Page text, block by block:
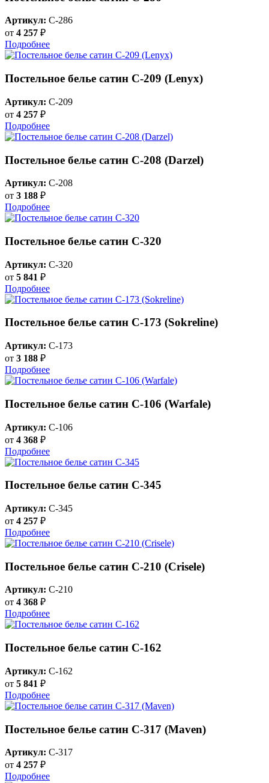
Артикул: C-286
от 4 257 ₽
Подробнее
Постельное белье сатин С-209 (Lenyx)
Артикул: C-209
от 4 257 ₽
Подробнее
Постельное белье сатин С-208 (Darzel)
Артикул: C-208
от 3 188 ₽
Подробнее
Постельное белье сатин С-320
Артикул: C-320
от 5 841 ₽
Подробнее
Постельное белье сатин С-173 (Sokreline)
Артикул: C-173
от 3 188 ₽
Подробнее
Постельное белье сатин С-106 (Warfale)
Артикул: C-106
от 4 368 ₽
Подробнее
Постельное белье сатин С-345
Артикул: C-345
от 4 257 ₽
Подробнее
Постельное белье сатин С-210 (Crisele)
Артикул: C-210
от 4 368 ₽
Подробнее
Постельное белье сатин С-162
Артикул: C-162
от 5 841 ₽
Подробнее
Постельное белье сатин С-317 (Maven)
Артикул: C-317
от 4 257 ₽
Подробнее